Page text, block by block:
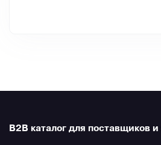
B2B каталог для поставщиков